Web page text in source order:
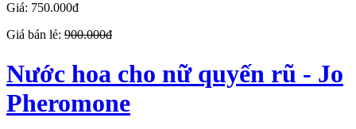
Giá: 750.000đ
Giá bán lẻ: 900.000đ
Nước hoa cho nữ quyến rũ - Jo
Pheromone